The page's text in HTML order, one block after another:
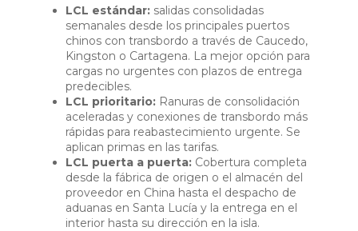
LCL estándar: salidas consolidadas
semanales desde los principales puertos
chinos con transbordo a través de Caucedo,
Kingston o Cartagena. La mejor opción para
cargas no urgentes con plazos de entrega
predecibles.
LCL prioritario: Ranuras de consolidación
aceleradas y conexiones de transbordo más
rápidas para reabastecimiento urgente. Se
aplican primas en las tarifas.
LCL puerta a puerta: Cobertura completa
desde la fábrica de origen o el almacén del
proveedor en China hasta el despacho de
aduanas en Santa Lucía y la entrega en el
interior hasta su dirección en la isla.